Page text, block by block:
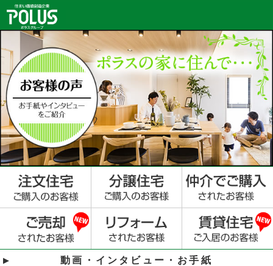
動画・インタビュー・お手紙